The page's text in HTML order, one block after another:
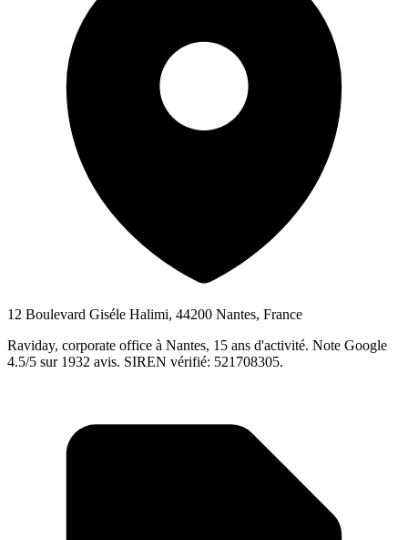
12 Boulevard Giséle Halimi, 44200 Nantes, France
Raviday, corporate office à Nantes, 15 ans d'activité. Note Google
4.5/5 sur 1932 avis. SIREN vérifié: 521708305.